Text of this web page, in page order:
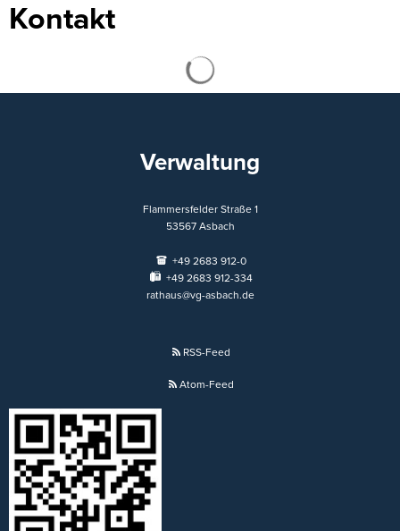
Kontakt
Verwaltung
Flammersfelder Straße 1
53567 Asbach
+49 2683 912-0
+49 2683 912-334
rathaus@vg-asbach.de
RSS-Feed
Atom-Feed